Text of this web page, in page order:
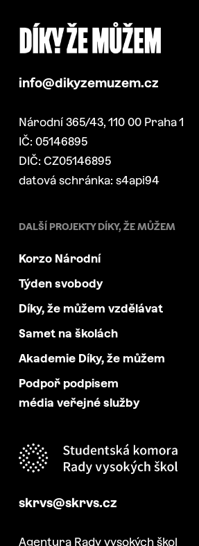
info@dikyzemuzem.cz
Národní 365/43, 110 00 Praha 1
IČ: 05146895
DIČ: CZ05146895
datová schránka: s4api94
DALŠÍ PROJEKTY DÍKY, ŽE MŮŽEM
Korzo Národní
Týden svobody
Díky, že můžem vzdělávat
Samet na školách
Akademie Díky, že můžem
Podpoř podpisem
média veřejné služby
skrvs@skrvs.cz
Agentura Rady vysokých škol